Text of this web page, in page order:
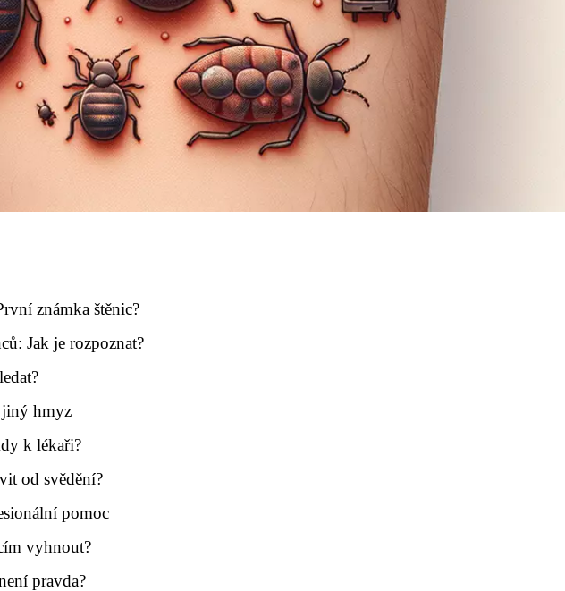
známka štěnic?
Jak je rozpoznat?
jiný hmyz
k lékaři?
od svědění?
pomoc
vyhnout?
pravda?